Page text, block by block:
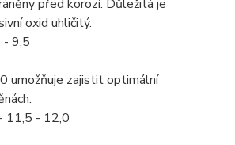
před korozí. Důležitá je
oxid uhličitý.
- 9,5
umožňuje zajistit optimální
11,5 - 12,0